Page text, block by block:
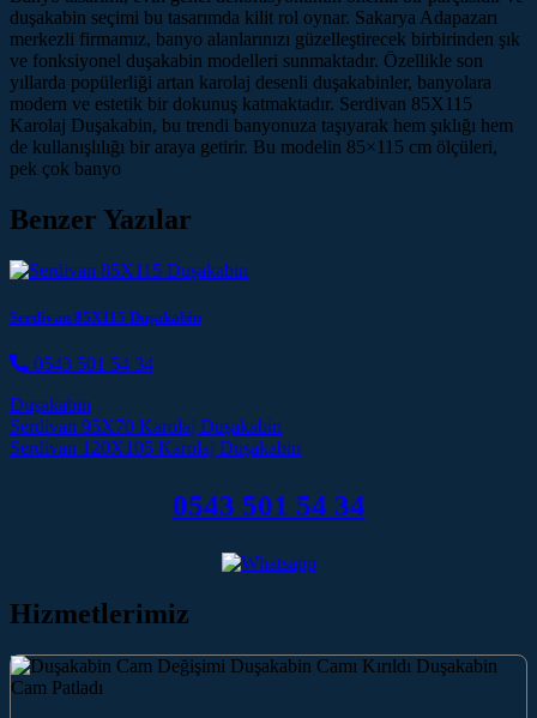
duşakabin seçimi bu tasarımda kilit rol oynar. Sakarya Adapazarı
merkezli firmamız, banyo alanlarınızı güzelleştirecek birbirinden şık
ve fonksiyonel duşakabin modelleri sunmaktadır. Özellikle son
yıllarda popülerliği artan karolaj desenli duşakabinler, banyolara
modern ve estetik bir dokunuş katmaktadır. Serdivan 85X115
Karolaj Duşakabin, bu trendi banyonuza taşıyarak hem şıklığı hem
de kullanışlılığı bir araya getirir. Bu modelin 85×115 cm ölçüleri,
pek çok banyo
Benzer Yazılar
Serdivan 85X115 Duşakabin
0543 501 54 34
Duşakabin
Post navigation
Serdivan 95X70 Karolaj Duşakabin
Serdivan 120X105 Karolaj Duşakabin
0543 501 54 34
Hizmetlerimiz